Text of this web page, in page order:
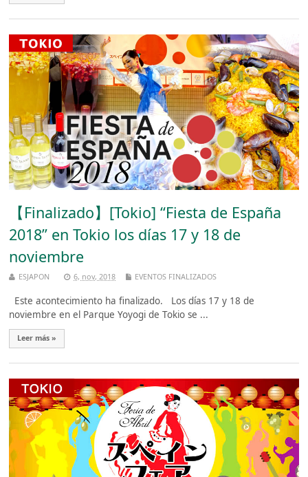
【Finalizado】[Tokio] “Fiesta de España
2018” en Tokio los días 17 y 18 de
noviembre
ESJAPON 6, nov, 2018 EVENTOS FINALIZADOS
Este acontecimiento ha finalizado. Los días 17 y 18 de
noviembre en el Parque Yoyogi de Tokio se ...
Leer más »